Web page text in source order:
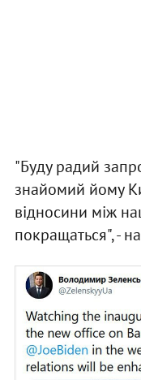
"Буду радий
знайомий йому
відносини між
покращаться", -